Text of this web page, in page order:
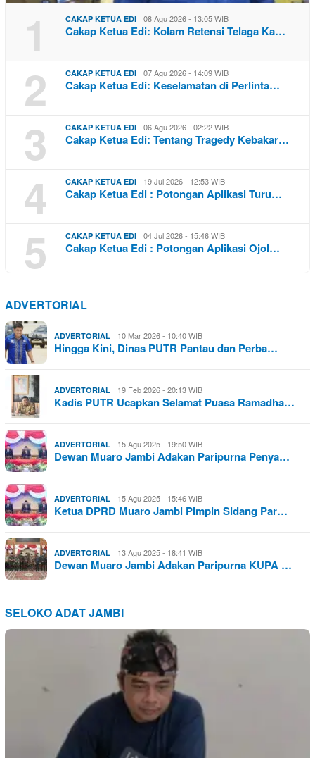
1 CAKAP KETUA EDI 08 Agu 2026 - 13:05 WIB
Cakap Ketua Edi: Kolam Retensi Telaga Ka…
2 CAKAP KETUA EDI 07 Agu 2026 - 14:09 WIB
Cakap Ketua Edi: Keselamatan di Perlinta…
3 CAKAP KETUA EDI 06 Agu 2026 - 02:22 WIB
Cakap Ketua Edi: Tentang Tragedy Kebakar…
4 CAKAP KETUA EDI 19 Jul 2026 - 12:53 WIB
Cakap Ketua Edi : Potongan Aplikasi Turu…
5 CAKAP KETUA EDI 04 Jul 2026 - 15:46 WIB
Cakap Ketua Edi : Potongan Aplikasi Ojol…
ADVERTORIAL
ADVERTORIAL 10 Mar 2026 - 10:40 WIB
Hingga Kini, Dinas PUTR Pantau dan Perba…
ADVERTORIAL 19 Feb 2026 - 20:13 WIB
Kadis PUTR Ucapkan Selamat Puasa Ramadha…
ADVERTORIAL 15 Agu 2025 - 19:50 WIB
Dewan Muaro Jambi Adakan Paripurna Penya…
ADVERTORIAL 15 Agu 2025 - 15:46 WIB
Ketua DPRD Muaro Jambi Pimpin Sidang Par…
ADVERTORIAL 13 Agu 2025 - 18:41 WIB
Dewan Muaro Jambi Adakan Paripurna KUPA …
SELOKO ADAT JAMBI